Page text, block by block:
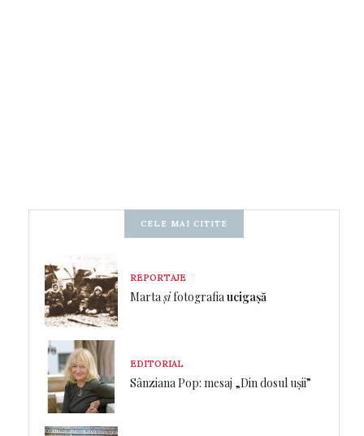
CELE MAI CITITE
REPORTAJE
Martașifotografiaucigașă
EDITORIAL
Sânziana Pop: mesaj „Din dosul ușii”